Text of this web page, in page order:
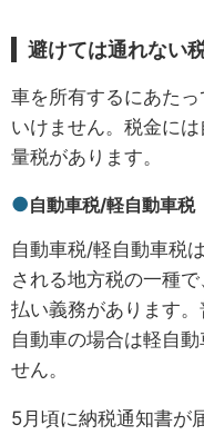
避けては通れない
車を所有するにあた
いけません。税金に
量税があります。
自動車税/軽自動車税
自動車税/軽自動車税
される地方税の一種
払い義務があります
自動車の場合は軽自
せん。
5月頃に納税通知書が